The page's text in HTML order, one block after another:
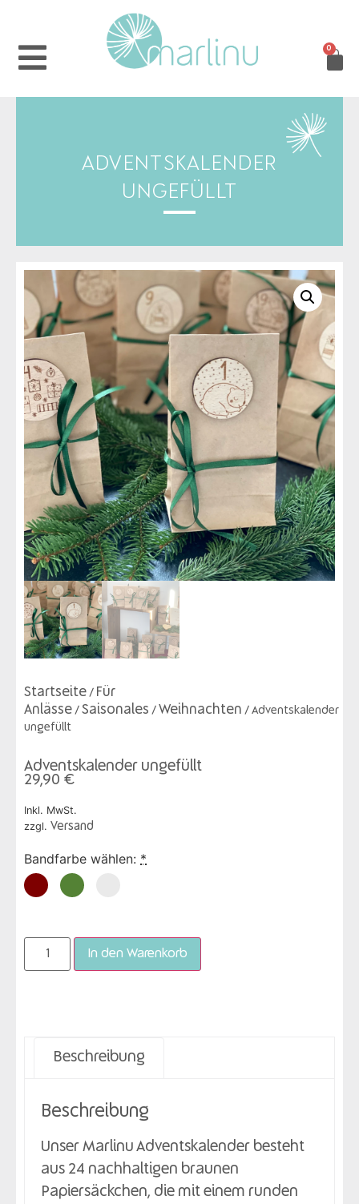
0
ADVENTSKALENDER
UNGEFÜLLT
Startseite / Für
Anlässe / Saisonales / Weihnachten / Adventskalender
ungefüllt
Adventskalender ungefüllt
29,90 €
Inkl. MwSt.
zzgl. Versand
Bandfarbe wählen: *
In den Warenkorb
Beschreibung
Beschreibung
Unser Marlinu Adventskalender besteht
aus 24 nachhaltigen braunen
Papiersäckchen, die mit einem runden